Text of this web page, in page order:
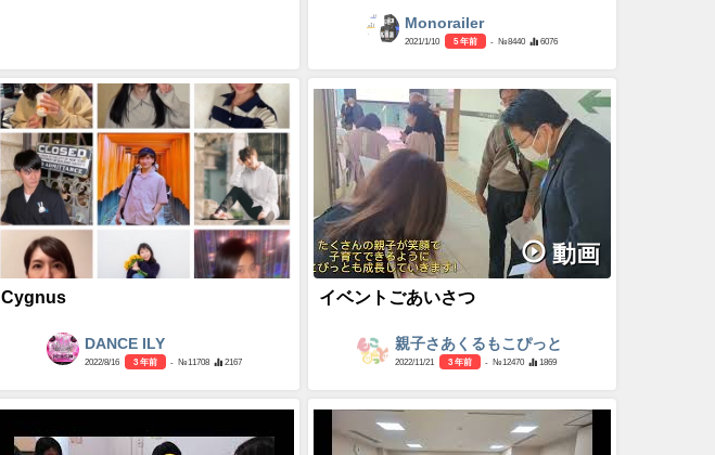
Monorailer
2021/1/10 5 年前 - №8440 6076
Cygnus
DANCE ILY
2022/8/16 3 年前 - №11708 2167
動画
イベントごあいさつ
親子さあくるもこぴっと
2022/11/21 3 年前 - №12470 1869